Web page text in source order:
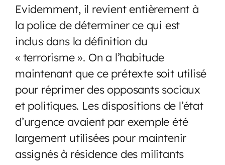
Evidemment, il revient entièrement à
la police de déterminer ce qui est
inclus dans la définition du
« terrorisme ». On a l’habitude
maintenant que ce prétexte soit utilisé
pour réprimer des opposants sociaux
et politiques. Les dispositions de l’état
d’urgence avaient par exemple été
largement utilisées pour maintenir
assignés à résidence des militants